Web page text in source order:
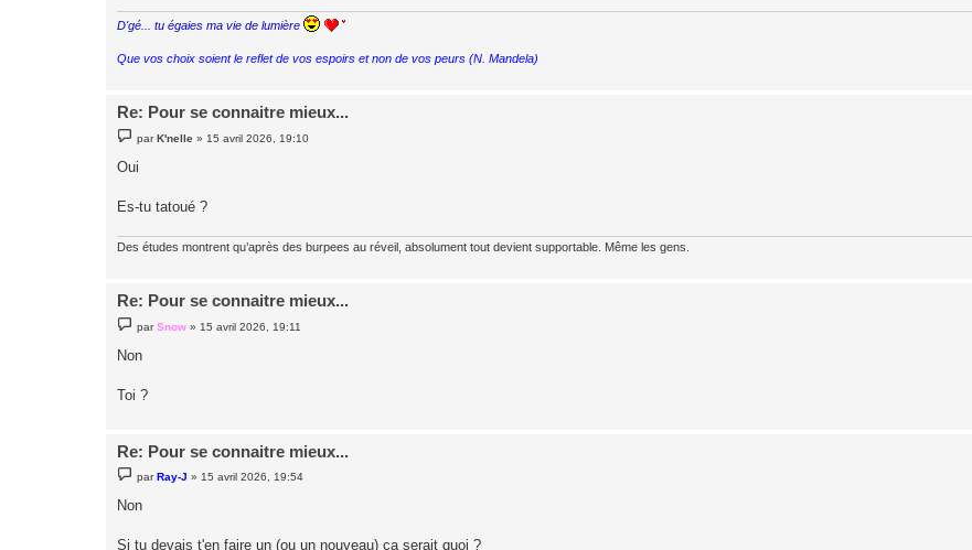
D'gé... tu égaies ma vie de lumière
Que vos choix soient le reflet de vos espoirs et non de vos peurs (N. Mandela)
Re: Pour se connaitre mieux...
e
s
s
e
parK'nelle » 15 avril 2026, 19:10
Oui
Es-tu tatoué ?
Des études montrent qu’après des burpees au réveil, absolument tout devient supportable. Même les gens.
Re: Pour se connaitre mieux...
e
s
g
e
parSnow » 15 avril 2026, 19:11
Non
Toi ?
Re: Pour se connaitre mieux...
e
s
g
parRay-J »15 avril 2026, 19:54
Non
Si tu devais t'en faire un (ou un nouveau) ça serait quoi ?